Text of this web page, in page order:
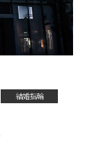
結婚指輪